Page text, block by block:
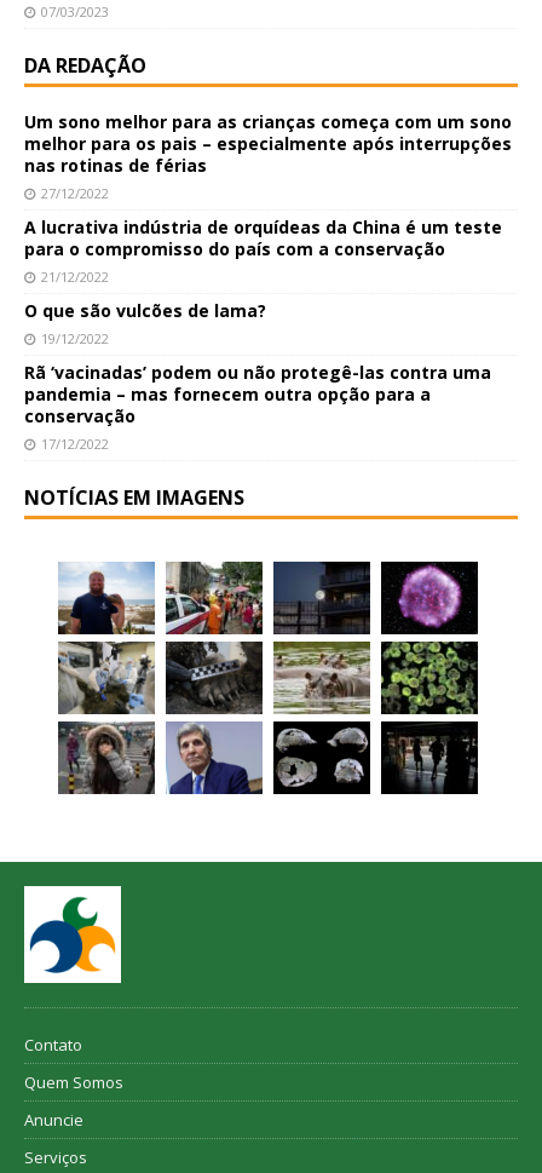
07/03/2023
DA REDAÇÃO
Um sono melhor para as crianças começa com um sono
melhor para os pais – especialmente após interrupções
nas rotinas de férias
27/12/2022
A lucrativa indústria de orquídeas da China é um teste
para o compromisso do país com a conservação
21/12/2022
O que são vulcões de lama?
19/12/2022
Rã ‘vacinadas’ podem ou não protegê-las contra uma
pandemia – mas fornecem outra opção para a
conservação
17/12/2022
NOTÍCIAS EM IMAGENS
Contato
Quem Somos
Anuncie
Serviços